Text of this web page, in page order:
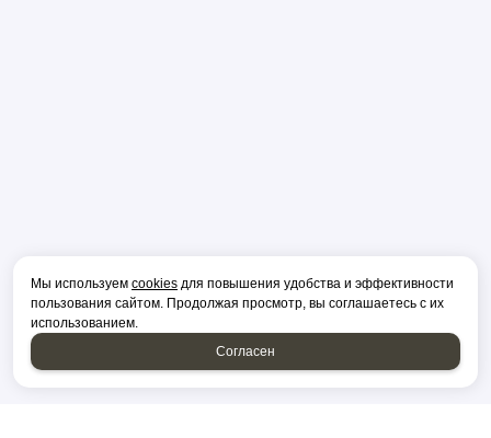
Мы используем cookies для повышения удобства и эффективности
пользования сайтом. Продолжая просмотр, вы соглашаетесь с их
использованием.
Согласен